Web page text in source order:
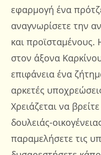
εφαρμογή ένα
αναγνωρίσετε την
και προϊσταμένους.
στον άξονα
επιφάνεια ένα
αρκετές
Χρειάζεται να
δουλειάς-
παραμελήσετε τις